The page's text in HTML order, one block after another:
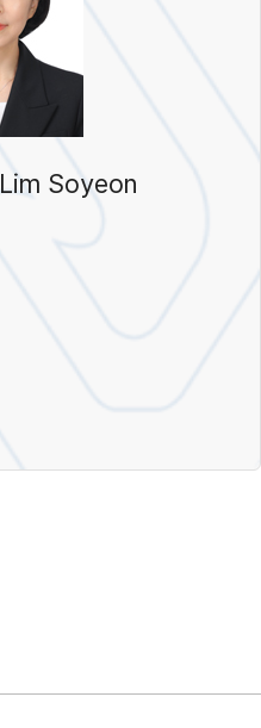
Lim Soyeon